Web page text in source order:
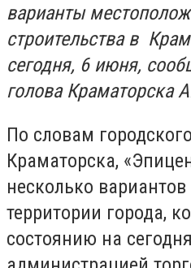
варианты
строительства в
сегодня, 6 июня,
голова Краматорска
По словам
Краматорска,
несколько
территории города,
состоянию на